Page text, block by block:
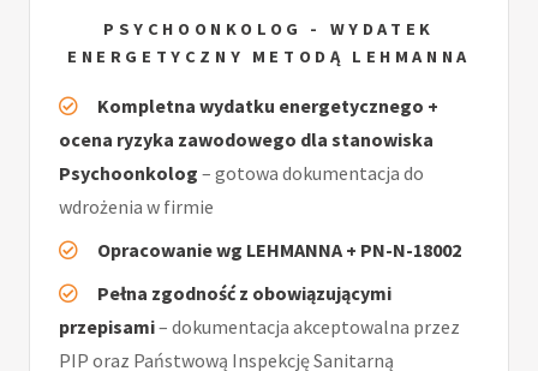
PSYCHOONKOLOG - WYDATEK
ENERGETYCZNY METODĄ LEHMANNA
Kompletna wydatku energetycznego +
ocena ryzyka zawodowego dla stanowiska
Psychoonkolog – gotowa dokumentacja do
wdrożenia w firmie
Opracowanie wg LEHMANNA + PN-N-18002
Pełna zgodność z obowiązującymi
przepisami– dokumentacja akceptowalna przez
PIP oraz Państwową Inspekcję Sanitarną